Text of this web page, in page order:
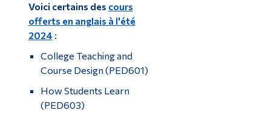
Voici certains des cours
offerts en anglais à l'été
2024 :
College Teaching and
Course Design (PED601)
How Students Learn
(PED603)